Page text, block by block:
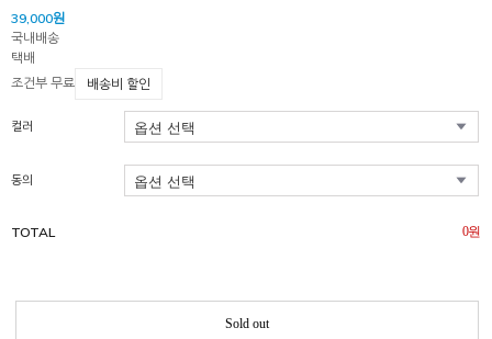
39,000원
국내배송
택배
조건부 무료
배송비 할인
컬러
동의
TOTAL 0원
Sold out